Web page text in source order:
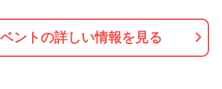
ントの詳しい情報を見る